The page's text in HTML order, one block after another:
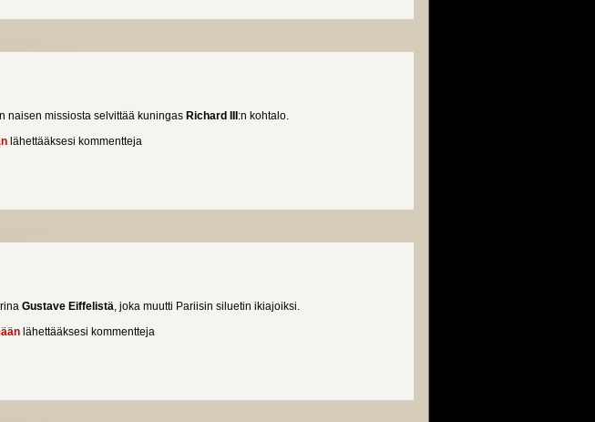
naisen missiosta selvittää kuningas Richard III :n kohtalo.
lähettääksesi kommentteja
Gustave Eiffelistä, joka muutti Pariisin siluetin ikiajoiksi.
lähettääksesi kommentteja